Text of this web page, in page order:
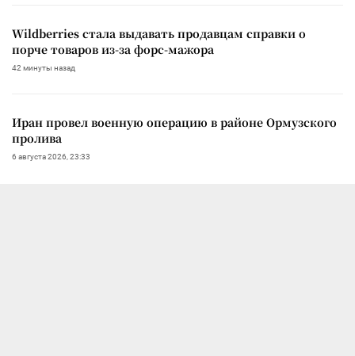
Wildberries стала выдавать продавцам справки о
порче товаров из-за форс-мажора
42 минуты назад
Иран провел военную операцию в районе Ормузского
пролива
6 августа 2026, 23:33